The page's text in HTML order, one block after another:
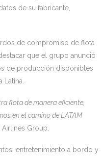
de su fabricante,
de compromiso de flota
que el grupo anunció
de producción disponibles
flota de manera eficiente,
en el camino de LATAM
Group.
entretenimiento a bordo y